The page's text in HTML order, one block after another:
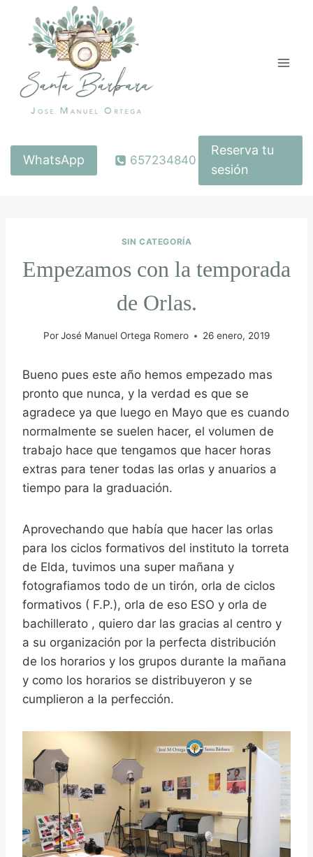
contenido
WhatsApp 657234840
Reserva tu
sesión
SIN CATEGORÍA
Empezamos con la temporada
de Orlas.
PorJosé Manuel Ortega Romero 26 enero, 2019
Bueno pues este año hemos empezado mas
pronto que nunca, y la verdad es que se
agradece ya que luego en Mayo que es cuando
normalmente se suelen hacer, el volumen de
trabajo hace que tengamos que hacer horas
extras para tener todas las orlas y anuarios a
tiempo para la graduación.
Aprovechando que había que hacer las orlas
para los ciclos formativos del instituto la torreta
de Elda, tuvimos una super mañana y
fotografiamos todo de un tirón, orla de ciclos
formativos ( F.P.), orla de eso ESO y orla de
bachillerato , quiero dar las gracias al centro y
a su organización por la perfecta distribución
de los horarios y los grupos durante la mañana
y como los horarios se distribuyeron y se
cumplieron a la perfección.